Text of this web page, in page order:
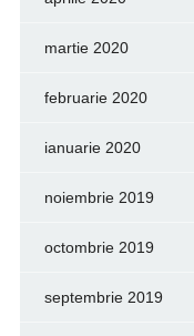
martie 2020
februarie 2020
ianuarie 2020
noiembrie 2019
octombrie 2019
septembrie 2019